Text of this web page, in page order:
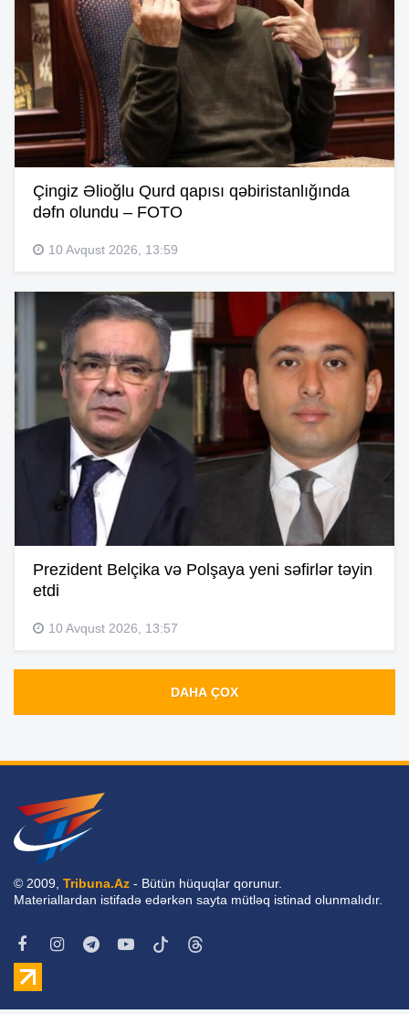
Çingiz Əlioğlu Qurd qapısı qəbiristanlığında
dəfn olundu – FOTO
10 Avqust 2026, 13:59
Prezident Belçika və Polşaya yeni səfirlər təyin
etdi
10 Avqust 2026, 13:57
DAHA ÇOX
© 2009, Tribuna.Az - Bütün hüquqlar qorunur.
Materiallardan istifadə edərkən sayta mütləq istinad olunmalıdır.